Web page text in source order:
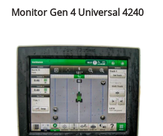
Monitor Gen 4 Universal 4240